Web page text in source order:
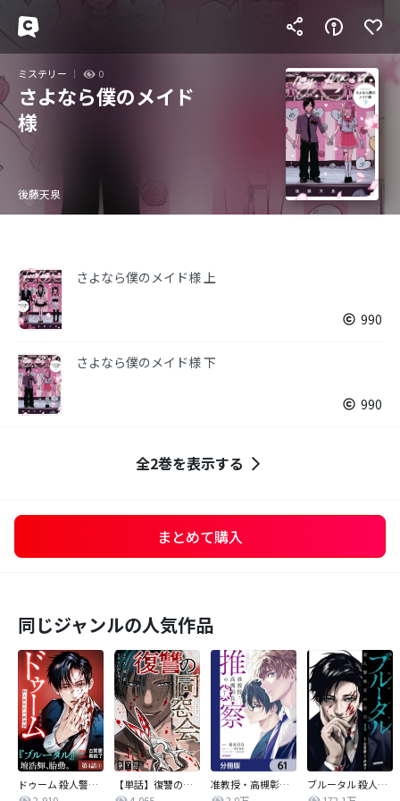
ミステリー 0
さよなら僕のメイド
様
後藤天泉
さよなら僕のメイド様 上
990
さよなら僕のメイド様 下
990
全2巻を表示する
まとめて購入
同じジャンルの人気作品
ドゥーム 殺人警察官の断罪録 分冊版
【単話】復讐の同窓会
准教授・高槻彰良の推察【分冊版】
ブルータル 殺人警察官の告白